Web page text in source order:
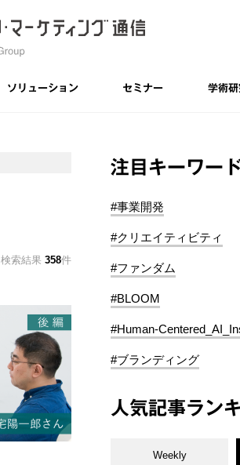
ソリューション セミナー 学術研
検索結果 358件
注目キーワー
#事業開発
#クリエイティビティ
#ファンダム
#BLOOM
#Human-
#ブランディング
人気記事ラン
Weekly